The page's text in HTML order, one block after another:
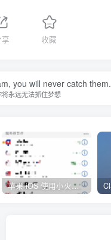
享 收藏
you will never catch them.
永远无法抓住梦想
苹果 iOS 使用小火箭(shadowrocket)新手教程